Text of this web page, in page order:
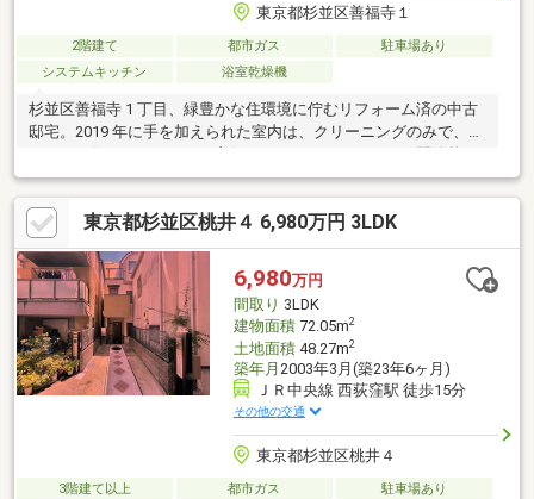
東京都杉並区善福寺１
2階建て 都市ガス
駐車場あり
システムキッチン
浴室乾燥機
杉並区善福寺 1 丁目、緑豊かな住環境に佇むリフォーム済の中古
邸宅。2019 年に手を加えられた室内は、クリーニングのみで、そ
吹抜けの玄関がご家族やゲストを迎え入れ、19.5 帖のゆとりある
LDK は自然と人が集まる空間に。1 階リビングで荷物の出し入れ
もスムーズ、キッチンには大型パントリーを備え、3 つのウォー
クインクローゼットやグルニエなど収納力も豊富です。西荻窪駅
徒歩 15 分、西荻窪駅行きの便が豊富なバス停まで徒歩 1 分で新
宿・吉祥寺へのアクセスも快適。お気軽にアムティックまでお問
い合わせください。
東京都杉並区桃井４ 6,980万円 3LDK
6,980万円
間取り 3LDK
建物面積72.05m2
土地面積48.27m2
築年月 2003年3月(築23年6ヶ月)
ＪＲ中央線 西荻窪駅 徒歩15分
その他の交通
東京都杉並区桃井４
3階建て以上 都市ガス
駐車場あり